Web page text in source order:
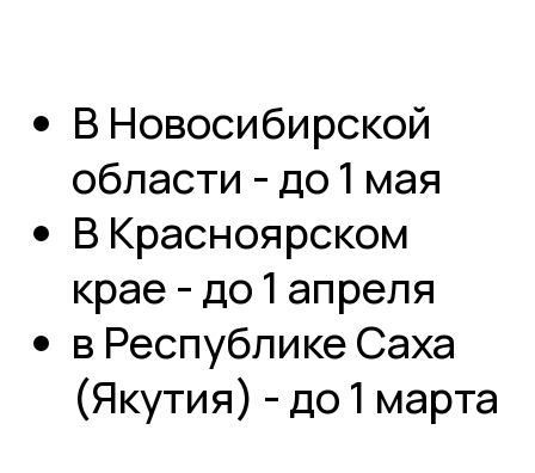
В Новосибирской
области - до 1 мая
В Красноярском
крае - до 1 апреля
в Республике Саха
(Якутия) - до 1 марта